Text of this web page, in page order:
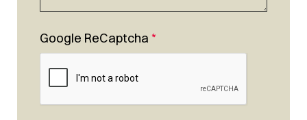
Google ReCaptcha *